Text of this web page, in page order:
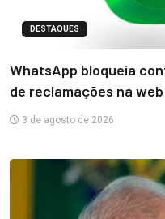
DESTAQUES
WhatsApp bloqueia
de reclamações na web
3 de agosto de 2026